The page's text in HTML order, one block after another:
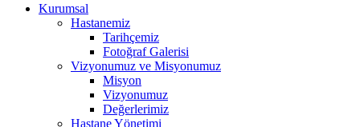
Kurumsal
Hastanemiz
Tarihçemiz
Fotoğraf Galerisi
Vizyonumuz ve Misyonumuz
Misyon
Vizyonumuz
Değerlerimiz
Hastane Yönetimi